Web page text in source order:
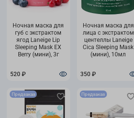
Ночная маска для
губ с экстрактом
ягод Laneige Lip
Sleeping Mask EX
Berry (мини), 3г
520 ₽
Ночная маска для
лица с экстрактом
центеллы Laneige
Cica Sleeping Mask
(мини), 10мл
350 ₽
Предзаказ Предзаказ